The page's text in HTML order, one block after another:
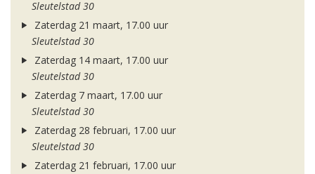
Sleutelstad 30
Zaterdag 21 maart, 17.00 uur
Sleutelstad 30
Zaterdag 14 maart, 17.00 uur
Sleutelstad 30
Zaterdag 7 maart, 17.00 uur
Sleutelstad 30
Zaterdag 28 februari, 17.00 uur
Sleutelstad 30
Zaterdag 21 februari, 17.00 uur